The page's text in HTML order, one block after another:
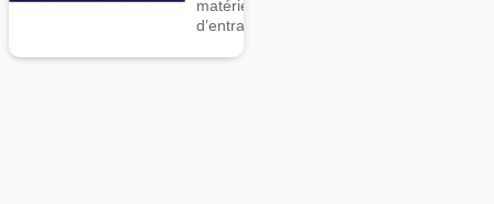
matériel
d’entrainement